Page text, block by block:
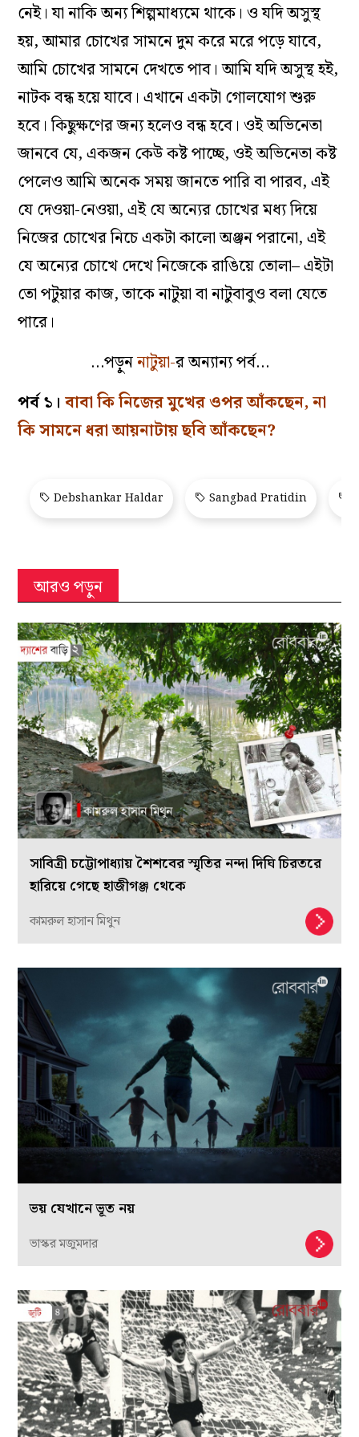
নেই। যা নাকি অন‌্য শিল্পমাধ‌্যমে থাকে। ও যদি অসুস্থ
হয়, আমার চোখের সামনে দুম করে মরে পড়ে যাবে,
আমি চোখের সামনে দেখতে পাব। আমি যদি অসুস্থ হই,
নাটক বন্ধ হয়ে যাবে। এখানে একটা গোলযোগ শুরু
হবে। কিছুক্ষণের জন‌্য হলেও বন্ধ হবে। ওই অভিনেতা
জানবে যে, একজন কেউ কষ্ট পাচ্ছে, ওই অভিনেতা কষ্ট
পেলেও আমি অনেক সময় জানতে পারি বা পারব, এই
যে দেওয়া-নেওয়া, এই যে অন‌্যের চোখের মধ‌্য দিয়ে
নিজের চোখের নিচে একটা কালো অঞ্জন পরানো, এই
যে অন‌্যের চোখে দেখে নিজেকে রাঙিয়ে তোলা– এইটা
তো পটুয়ার কাজ, তাকে নাটুয়া বা নাটুবাবুও বলা যেতে
পারে।
…পড়ুননাটুয়া-র অন্যান্য পর্ব…
পর্ব ১।বাবা কি নিজের মুখের ওপর আঁকছেন, না
কি সামনে ধরা আয়নাটায় ছবি আঁকছেন?
Debshankar Haldar Sangbad Pratidin
আরও পড়ুন
সাবিত্রী চট্টোপাধ্যায় শৈশবের স্মৃতির নন্দা দিঘি চিরতরে
হারিয়ে গেছে হাজীগঞ্জ থেকে
কামরুল হাসান মিথুন
ভয় যেখানে ভূত নয়
ভাস্কর মজুমদার